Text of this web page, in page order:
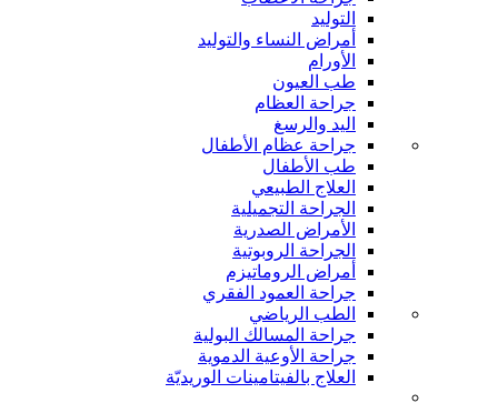
التوليد
أمراض النساء والتوليد
الأورام
طب العيون
جراحة العظام
اليد والرسغ
جراحة عظام الأطفال
طب الأطفال
العلاج الطبيعي
الجراحة التجميلية
الأمراض الصدرية
الجراحة الروبوتية
أمراض الروماتيزم
جراحة العمود الفقري
الطب الرياضي
جراحة المسالك البولية
جراحة الأوعية الدموية
العلاج بالفيتامينات الوريديّة